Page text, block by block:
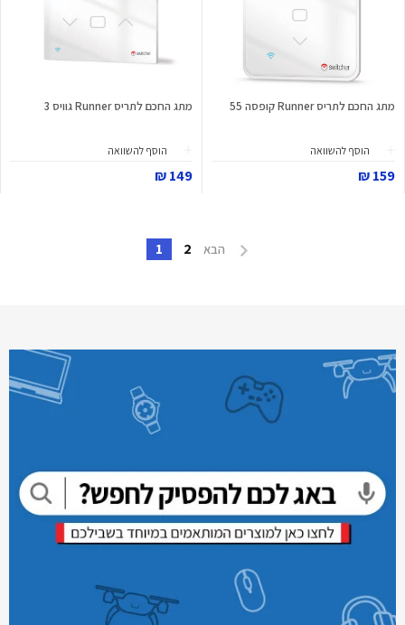
מתג החכם לתריס Runner קופסה 55
הוסף להשוואה
159 ₪
מתג החכם לתריס Runner גוויס 3
הוסף להשוואה
149 ₪
הבא 2
1